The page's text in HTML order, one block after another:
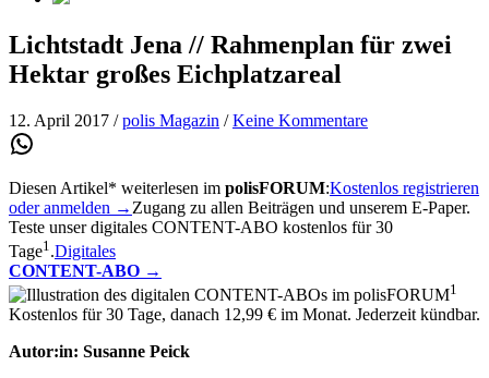
Lichtstadt Jena // Rahmenplan für zwei
Hektar großes Eichplatzareal
12. April 2017 / polis Magazin / Keine Kommentare
Diesen Artikel* weiterlesen im polisFORUM:Kostenlos registrieren
oder anmelden → Zugang zu allen Beiträgen und unserem E-Paper.
Teste unser digitales CONTENT-ABO kostenlos für 30
Tage1 .Digitales
CONTENT-ABO →
1
Kostenlos für 30 Tage, danach 12,99 € im Monat. Jederzeit kündbar.
Autor:in: Susanne Peick